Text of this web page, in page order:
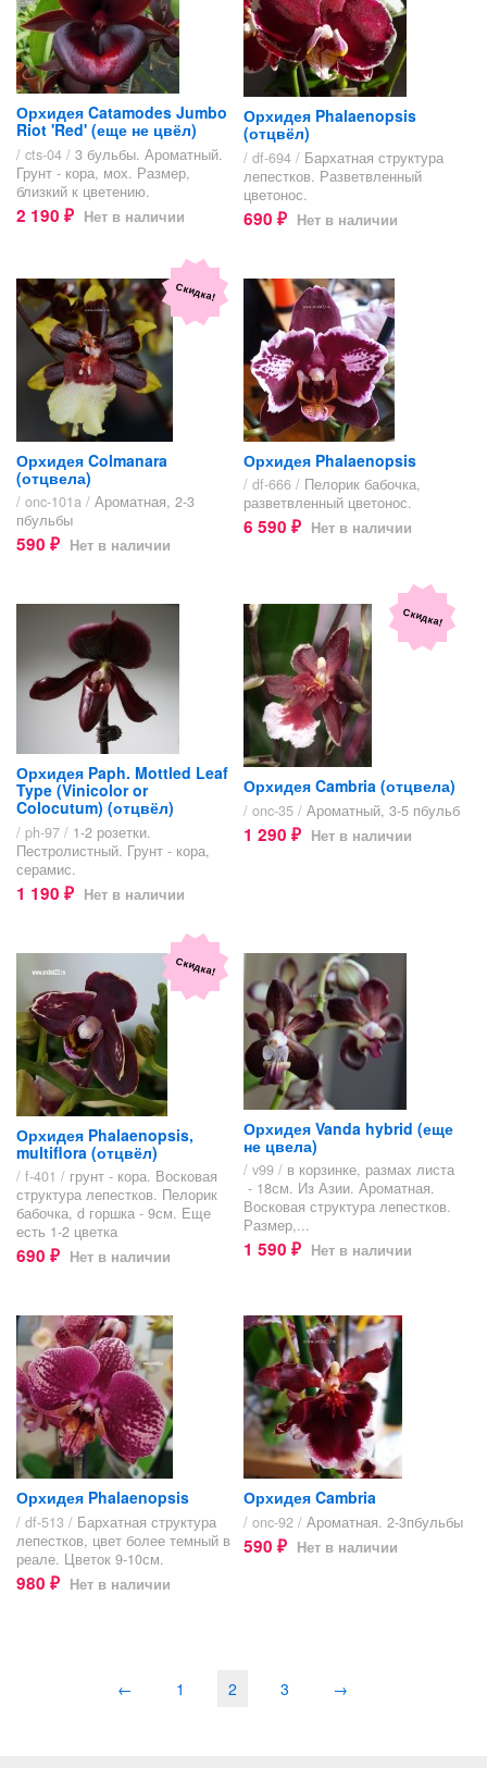
Орхидея Catamodes Jumbo
Riot 'Red' (еще не цвёл)
/ cts-04 / 3 бульбы. Ароматный.
Грунт - кора, мох. Размер,
близкий к цветению.
2 190 ₽ Нет в наличии
Орхидея Phalaenopsis
(отцвёл)
/ df-694 / Бархатная структура
лепестков. Разветвленный
цветонос.
690 ₽ Нет в наличии
Скидка!
Орхидея Colmanara
(отцвела)
/ onc-101a / Ароматная, 2-3
пбульбы
590 ₽ Нет в наличии
Орхидея Phalaenopsis
/ df-666 / Пелорик бабочка,
разветвленный цветонос.
6 590 ₽ Нет в наличии
Орхидея Paph. Mottled Leaf
Type (Vinicolor or
Colocutum) (отцвёл)
/ ph-97 / 1-2 розетки.
Пестролистный. Грунт - кора,
серамис.
1 190 ₽ Нет в наличии
Скидка!
Орхидея Cambria (отцвела)
/ onc-35 / Ароматный, 3-5 пбульб
1 290 ₽ Нет в наличии
Скидка!
Орхидея Phalaenopsis,
multiflora (отцвёл)
/ f-401 / грунт - кора. Восковая
структура лепестков. Пелорик
бабочка, d горшка - 9см. Еще
есть 1-2 цветка
690 ₽ Нет в наличии
Орхидея Vanda hybrid (еще
не цвела)
/ v99 / в корзинке, размах листа
- 18см. Из Азии. Ароматная.
Восковая структура лепестков.
Размер,...
1 590 ₽ Нет в наличии
Орхидея Phalaenopsis
/ df-513 / Бархатная структура
лепестков, цвет более темный в
реале. Цветок 9-10см.
980 ₽ Нет в наличии
Орхидея Cambria
/ onc-92 / Ароматная. 2-3пбульбы
590 ₽ Нет в наличии
← 1 2 3 →